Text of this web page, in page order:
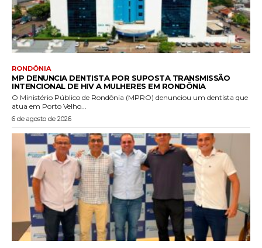
RONDÔNIA
MP DENUNCIA DENTISTA POR SUPOSTA TRANSMISSÃO
INTENCIONAL DE HIV A MULHERES EM RONDÔNIA
O Ministério Público de Rondônia (MPRO) denunciou um dentista que
atua em Porto Velho...
6 de agosto de 2026